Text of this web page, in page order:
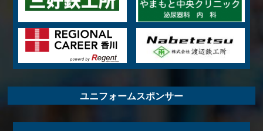
ユニフォームスポンサー